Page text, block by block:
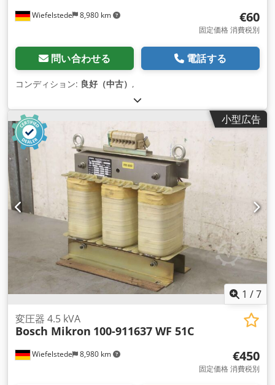
Wiefelstede 8,980 km €60
固定価格 消費税別
問い合わせる 電話する
コンディション: 良好（中古） ,
小型広告
1 /7
Wiefelstede 8,980 km
変圧器 4.5 kVA
Bosch Mikron 100-911637 WF 51C
€450
固定価格 消費税別